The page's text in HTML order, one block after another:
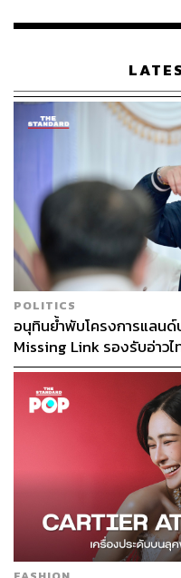
ภาพ:
แต่ก็นั่นแหละ ฉากที่หนังส
เลยจากคนอินเดียนของค
Ernest พระเอกของเราม
ปลดทรัพย์ของน้องเมียชา
เหมือนเป็นธรรมเนียมปฏิ
นั่นชาร์จค่าโลงศพแบบขู
เลือดของเขาถูกทักท้วง ใ
ไม่ใช่เงินของเอ็ง’ และ ‘
แรงงานก็สมควรเก็บเกี่ย
ไว้’ พร้อมกับยิงคำถามที่ท
ที่เอ็งเห็นพวกโอเซจทำม
น้อย มันบอกโดยอ้อมถึงทั
ข้อสำคัญ เขาไม่ได้คิดว่าตั
ไบเบิลก็ให้อนุญาตไว้แล้ว
เรือนไทยที่ถูกซุกไว้
POLITICS
อนุทินย้ำพับโครงการแลน
Missing Link รองรับอ่าว